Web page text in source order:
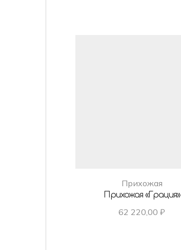
Прихожая
Прихожая «Грация»
62 220,00₽